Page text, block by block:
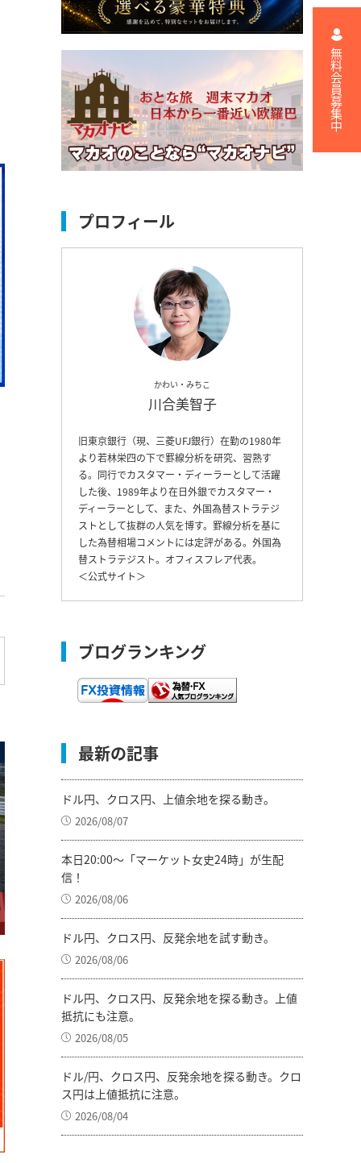
プロフィール
かわい・みちこ
川合美智子
旧東京銀行（現、三菱UFJ銀行）在勤の1980年
より若林栄四の下で罫線分析を研究、習熟す
る。同行でカスタマー・ディーラーとして活躍
した後、1989年より在日外銀でカスタマー・
ディーラーとして、また、外国為替ストラテジ
ストとして抜群の人気を博す。罫線分析を基に
した為替相場コメントには定評がある。外国為
替ストラテジスト。オフィスフレア代表。
＜公式サイト＞
ブログランキング
最新の記事
ドル円、クロス円、上値余地を探る動き。
2026/08/07
本日20:00～「マーケット女史24時」が生配
信！
2026/08/06
ドル円、クロス円、反発余地を試す動き。
2026/08/06
ドル円、クロス円、反発余地を探る動き。上値
抵抗にも注意。
2026/08/05
ドル/円、クロス円、反発余地を探る動き。クロ
ス円は上値抵抗に注意。
2026/08/04
無料会員募集中